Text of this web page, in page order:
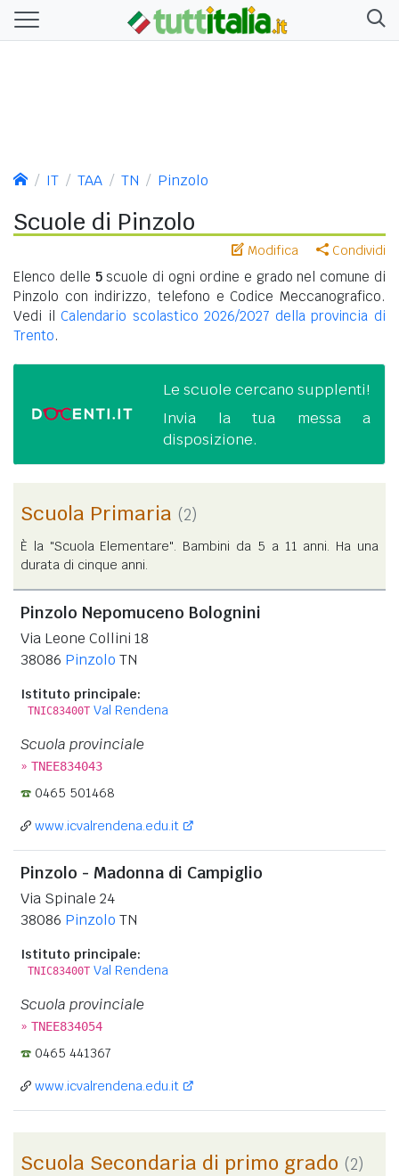
IT TAA TN Pinzolo
Scuole di Pinzolo
Modifica Condividi
Elenco delle 5scuole di ogni ordine e grado nel comune di
Pinzolo con indirizzo, telefono e Codice Meccanografico.
Vedi il Calendario scolastico 2026/2027 della provincia di
Trento.
Le scuole cercano supplenti!
Invia la tua messa a
disposizione.
Scuola Primaria (2)
È la "Scuola Elementare". Bambini da 5 a 11 anni. Ha una
durata di cinque anni.
Pinzolo Nepomuceno Bolognini
Via Leone Collini 18
38086 Pinzolo TN
Istituto principale:
TNIC83400T Val Rendena
Scuola provinciale
» TNEE834043
0465 501468
www.icvalrendena.edu.it
Pinzolo - Madonna di Campiglio
Via Spinale 24
38086 Pinzolo TN
Istituto principale:
TNIC83400T Val Rendena
Scuola provinciale
» TNEE834054
0465 441367
www.icvalrendena.edu.it
Scuola Secondaria di primo grado (2)